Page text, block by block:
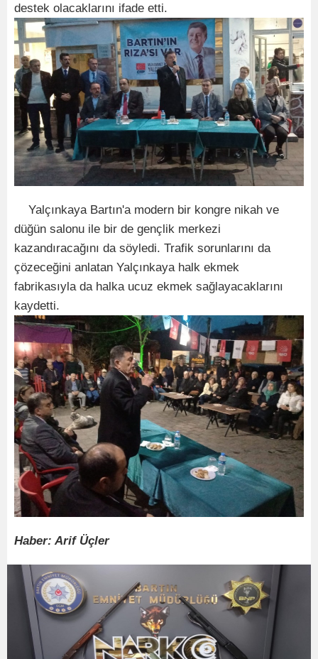
destek olacaklarını ifade etti.
Yalçınkaya Bartın'a modern bir kongre nikah ve
düğün salonu ile bir de gençlik merkezi
kazandıracağını da söyledi. Trafik sorunlarını da
çözeceğini anlatan Yalçınkaya halk ekmek
fabrikasıyla da halka ucuz ekmek sağlayacaklarını
kaydetti.
Haber: Arif Üçler